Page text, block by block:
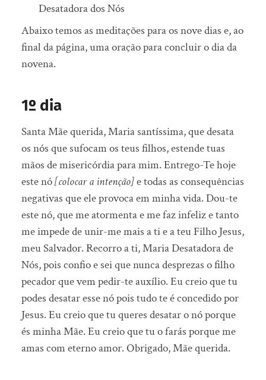
Desatadora dos Nós
Abaixo temos as meditações para os nove dias e, ao
final da página, uma oração para concluir o dia da
novena.
1º dia
Santa Mãe querida, Maria santíssima, que desata
os nós que sufocam os teus filhos, estende tuas
mãos de misericórdia para mim. Entrego-Te hoje
este nó[colocar a intenção]e todas as consequências
negativas que ele provoca em minha vida. Dou-te
este nó, que me atormenta e me faz infeliz e tanto
me impede de unir-me mais a ti e a teu Filho Jesus,
meu Salvador. Recorro a ti, Maria Desatadora de
Nós, pois confio e sei que nunca desprezas o filho
pecador que vem pedir-te auxílio. Eu creio que tu
podes desatar esse nó pois tudo te é concedido por
Jesus. Eu creio que tu queres desatar o nó porque
és minha Mãe. Eu creio que tu o farás porque me
amas com eterno amor. Obrigado, Mãe querida.